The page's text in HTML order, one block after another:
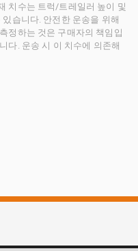
치수는 트럭/트레일러 높이 및
습니다. 안전한 운송을 위해
정하는 것은 구매자의 책임입
다. 운송 시 이 치수에 의존해